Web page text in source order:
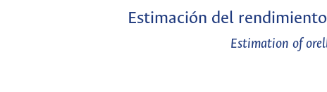
Estimación del
Estimation of